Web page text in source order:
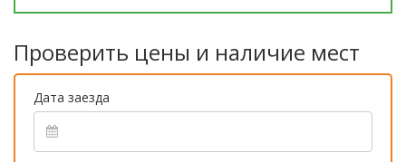
Проверить цены и наличие мест
Дата заезда